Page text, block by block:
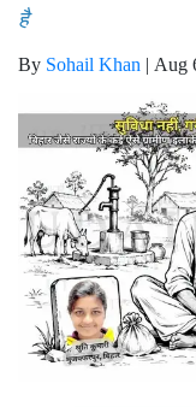
है
By Sohail Khan | Aug